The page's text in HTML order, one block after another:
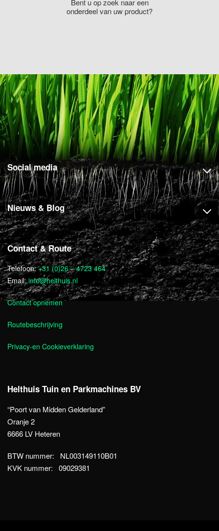
Bent u op zoek naar een
onderdeel van uw product?
Social media
Nieuws & Blog
Contact & Route
Telefoon:+31 (0)26 – 4723 464
Email:info@helthuis.nl
Contact opnemen
Routebeschrijving
Privacy-en Cookieverklaring
Helthuis Tuin en Parkmachines BV
“Poort van Midden Gelderland”
Oranje 2
6666 LV Heteren
BTW nummer: NL003149110B01
KVK nummer: 09029381